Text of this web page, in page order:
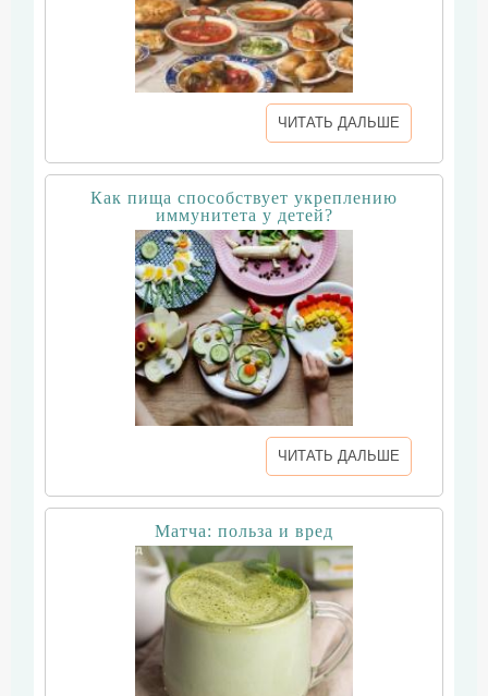
ЧИТАТЬ ДАЛЬШЕ
Как пища способствует укреплению
иммунитета у детей?
ЧИТАТЬ ДАЛЬШЕ
Матча: польза и вред